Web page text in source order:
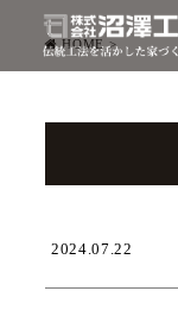
HOME>
2024.07.22